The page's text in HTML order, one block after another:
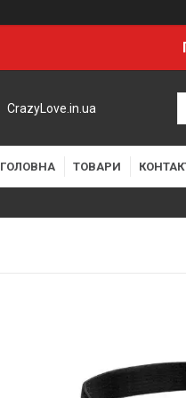
CrazyLove.in.ua
ГОЛОВНА ТОВАРИ